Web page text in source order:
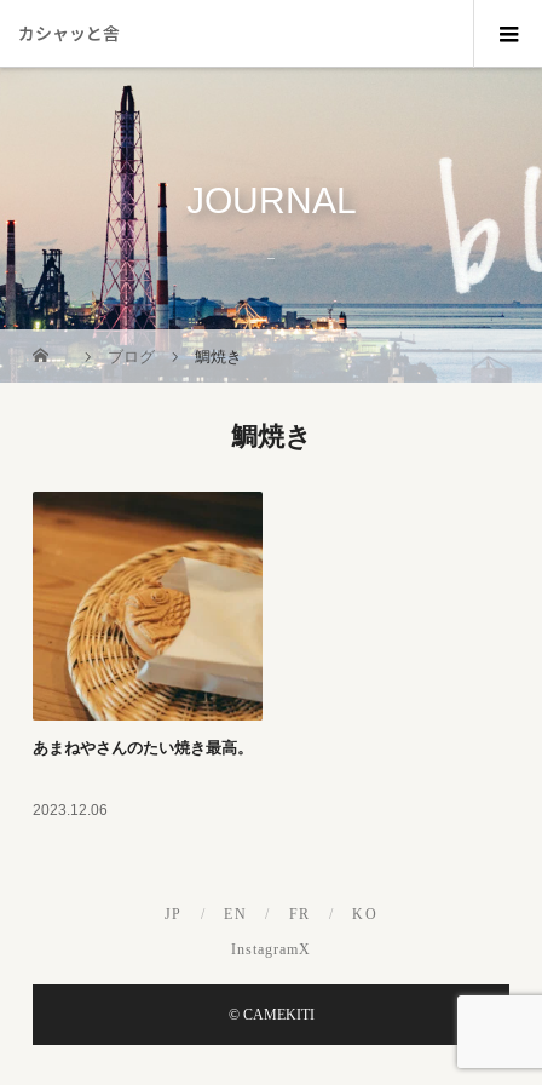
カシャッと舎
JOURNAL
_
ブログ 鯛焼き
鯛焼き
あまねやさんのたい焼き最高。
2023.12.06
JP / EN / FR / KO
InstagramX
© CAMEKITI